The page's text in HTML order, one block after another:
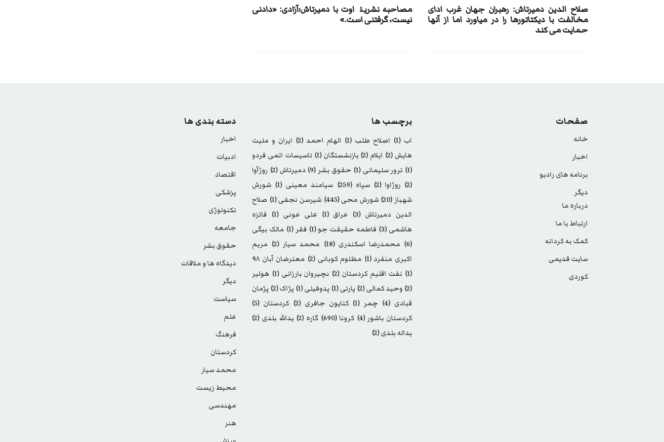
صلاح الدین دمیرتاش: رهبران جهان غرب ادای
مخالفت با دیکتاتورها را در میاورد اما از آنها
حمایت می کند
مصاحبه نشریۀ اوت با دمیرتاش؛آزادی: «دادنی
نیست، گرفتنی است.»
صفحات
خانه
اخبار
برنامه های رادیو
دیگر
درباره ما
ارتباط با ما
کمک به کردانه
سایت قدیمی
کوردی
برچسب ها
اب (1) اصلاح طلب (1) الهام احمد(2)
ایران و ملیت
هایش (2) ایلام (2) بازنشستگان (1)
تاسیسات اتمی فردو
(1)
ترور سلیمانی (1) حقوق بشر (9) دمیرتاش (2)
روژآوا
(2)
روژاوا (2) سپاه (259) سیامند معینی (1)
شورش
شهباز (20) شورش محی(445) شیرسن نجفی(1)
صلاح
الدین دمیرتاش (3) عراق (1) علی عونی (1)
فائزه
هاشمی (3) فاطمه حقیقت جو(1) فقر (1)
مالک بیگی
(6)
محمدرضا اسکندری (18) محمد سیار (2)
مریم
اکبری منفرد (1) مظلوم کوبانی (2)
معترضان آبان ۹۸
(1)
نفت اقلیم کردستان (2) نچیروان بارزانی (1)
هولیر
(2)
وحید کمالی(2) پارتی(1) پدوفیلی(1) پژاک(2)
پژمان
قبادی (4) چمر (1) کتایون جافری (2) کردستان (5)
کردستان باشور (4) کرونا (690) گاره (2) یدالله بلدی (2)
یداله بلدی(2)
دسته بندی ها
اخبار
ادبیات
اقتصاد
پزشکی
تکنولوژی
جامعه
حقوق بشر
دیدگاه ها و ملاقات
دیگر
سیاست
علم
فرهنگ
کردستان
محمد سیار
محیط زیست
مهندسی
هنر